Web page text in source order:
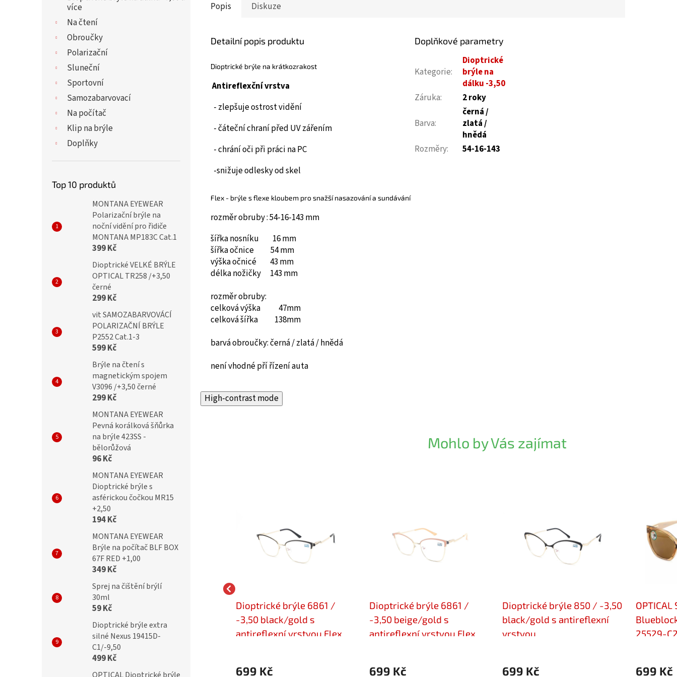
více
Na čtení
Obroučky
Polarizační
Sluneční
Sportovní
Samozabarvovací
Na počítač
Klip na brýle
Doplňky
Top 10 produktů
MONTANA EYEWEAR
Polarizační brýle na
noční vidění pro řidiče
MONTANA MP183C Cat.1
399 Kč
Dioptrické VELKÉ BRÝLE
OPTICAL TR258 /+3,50
černé
299 Kč
vit SAMOZABARVOVÁCÍ
POLARIZAČNÍ BRÝLE
P2552 Cat.1-3
599 Kč
Brýle na čtení s
magnetickým spojem
V3096 /+3,50 černé
299 Kč
MONTANA EYEWEAR
Pevná korálková šňůrka
na brýle 423SS -
bělorůžová
96 Kč
MONTANA EYEWEAR
Dioptrické brýle s
asférickou čočkou MR15
+2,50
194 Kč
MONTANA EYEWEAR
Brýle na počítač BLF BOX
67F RED +1,00
349 Kč
Sprej na čištění brýlí
30ml
59 Kč
Dioptrické brýle extra
silné Nexus 19415D-
C1/-9,50
499 Kč
Popis Diskuze
Detailní popis produktu
Dioptrické brýle na krátkozrakost
Antireflexční vrstva
- zlepšuje ostrost vidění
- čáteční chraní před UV zářením
- chrání oči při práci na PC
-snižuje odlesky od skel
Flex - brýle s flexe kloubem pro snažší nasazování a sundávání
rozměr obruby : 54-16-143 mm
šířka nosníku 16 mm
šířka očnice 54 mm
výška očnicé 43 mm
délka nožičky 143 mm
rozměr obruby:
celková výška 47mm
celková šířka 138mm
barvá obroučky: černá / zlatá / hnědá
není vhodné pří řízení auta
Doplňkové parametry
Kategorie:
Dioptrické
brýle na
dálku -3,50
Záruka: 2 roky
Barva:
černá /
zlatá /
hnědá
Rozměry: 54-16-143
High-contrast mode
Mohlo by Vás zajímat
brýle Seventy
OPTICAL Samozabarvovácí a
Blueblocker dioptrické brýle
24002-C3 /-3,50
699 Kč
Dioptrické brýle 6861 /
-3,50 black/gold s
antireflexní vrstvou Flex
699 Kč
Dioptrické brýle 6861 /
-3,50 beige/gold s
antireflexní vrstvou Flex
699 Kč
Dioptrické brýle 850 / -3,50
black/gold s antireflexní
vrstvou
699 Kč
25529-
699 Kč